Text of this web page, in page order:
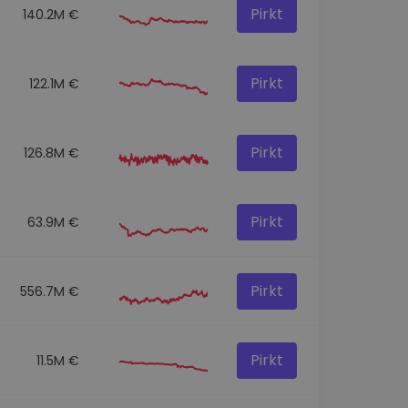
140.2M € Pirkt
122.1M € Pirkt
126.8M € Pirkt
63.9M € Pirkt
556.7M € Pirkt
11.5M € Pirkt